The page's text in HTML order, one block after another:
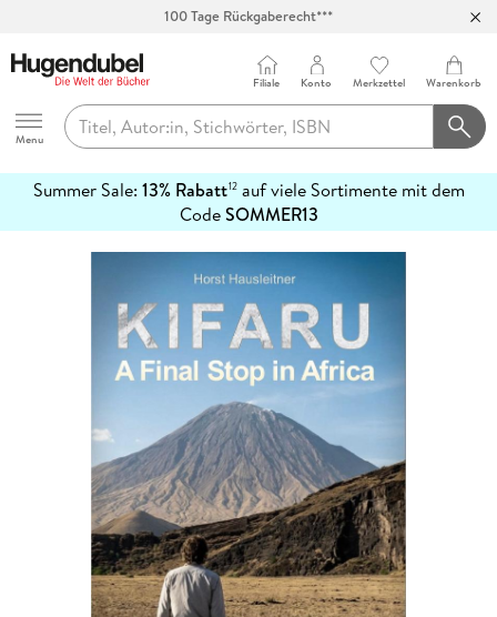
100 Tage Rückgaberecht***
Hugendubel
Menu
Filiale Konto Merkzettel Warenkorb
Summer Sale: 13% Rabatt12auf viele Sortimente mit dem
CodeSOMMER13
erfahren